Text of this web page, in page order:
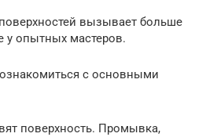
вызывает больше
у опытных мастеров.
с основными
поверхность. Промывка,